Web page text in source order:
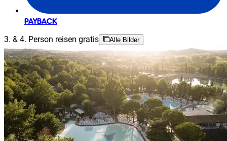
PAYBACK
3. & 4. Person reisen gratis Alle Bilder